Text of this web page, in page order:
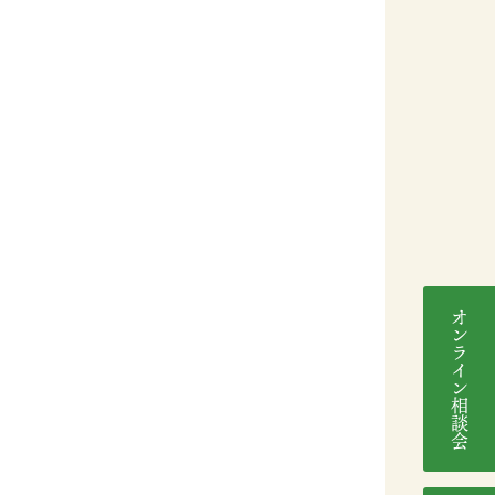
オンライン相談会